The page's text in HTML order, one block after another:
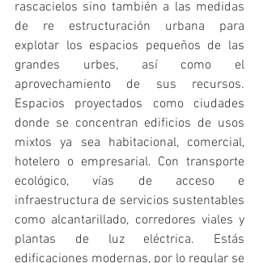
rascacielos sino también a las medidas
de re estructuración urbana para
explotar los espacios pequeños de las
grandes urbes, así como el
aprovechamiento de sus recursos.
Espacios proyectados como ciudades
donde se concentran edificios de usos
mixtos ya sea habitacional, comercial,
hotelero o empresarial. Con transporte
ecológico, vías de acceso e
infraestructura de servicios sustentables
como alcantarillado, corredores viales y
plantas de luz eléctrica. Estás
edificaciones modernas, por lo regular se